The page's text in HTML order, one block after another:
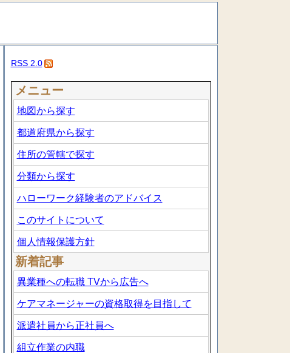
RSS 2.0
メニュー
地図から探す
都道府県から探す
住所の管轄で探す
分類から探す
ハローワーク経験者のアドバイス
このサイトについて
個人情報保護方針
新着記事
異業種への転職 TVから広告へ
ケアマネージャーの資格取得を目指して
派遣社員から正社員へ
組立作業の内職